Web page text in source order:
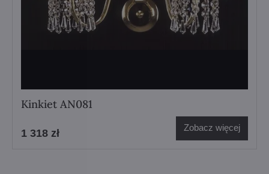
Kinkiet AN081
1 318 zł Zobacz więcej